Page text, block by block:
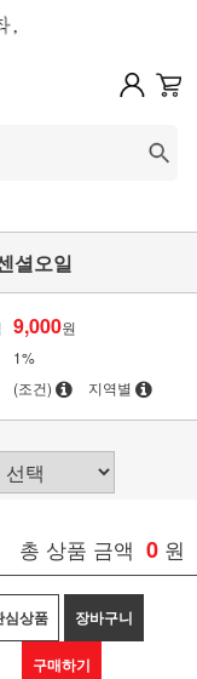
셜오일
9,000원
1%
(조건) 지역별
총 상품 금액 0 원
심상품 장바구니
구매하기